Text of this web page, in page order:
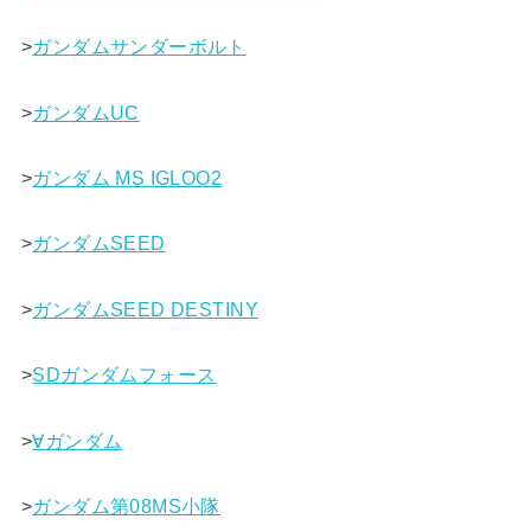
>ガンダムサンダーボルト
>ガンダムUC
>ガンダム MS IGLOO2
>ガンダムSEED
>ガンダムSEED DESTINY
>SDガンダムフォース
>∀ガンダム
>ガンダム第08MS小隊